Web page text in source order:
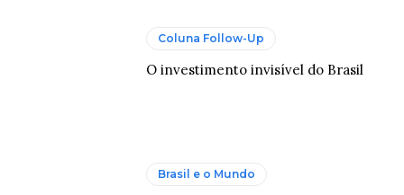
Coluna Follow-Up
O investimento invisível do Brasil
Brasil e o Mundo